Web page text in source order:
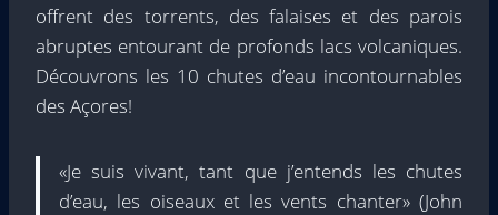
offrent des torrents, des falaises et des parois
abruptes entourant de profonds lacs volcaniques.
Découvrons les 10 chutes d’eau incontournables
des Açores!
«Je suis vivant, tant que j’entends les chutes
d’eau, les oiseaux et les vents chanter» (John